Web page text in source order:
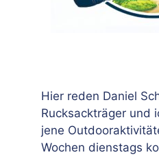
Hier reden Daniel
Rucksackträger und
jene
Wochen dienstags